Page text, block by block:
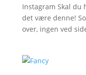
Instagram Skal du
det være denne!
over, ingen ved